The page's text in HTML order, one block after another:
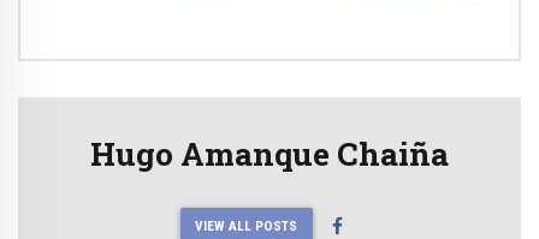
Hugo Amanque Chaiña
VIEW ALL POSTS